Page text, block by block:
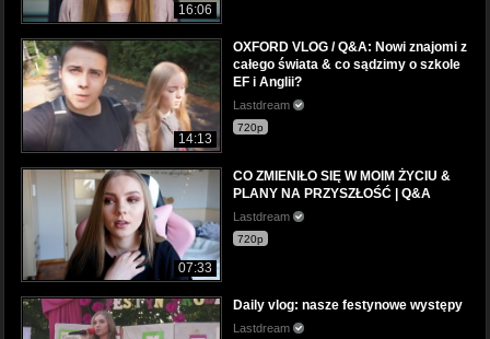
16:06
14:13
OXFORD VLOG / Q&A: Nowi znajomi z
całego świata & co sądzimy o szkole
EF i Anglii?
Lastdream
720p
07:33
CO ZMIENIŁO SIĘ W MOIM ŻYCIU &
PLANY NA PRZYSZŁOŚĆ | Q&A
Lastdream
720p
Daily vlog: nasze festynowe występy
Lastdream